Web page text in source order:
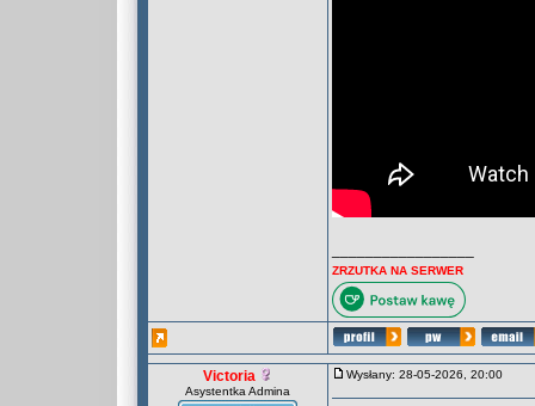
ZRZUTKA NA SERWER
Victoria
Asystentka Admina
Wysłany: 28-05-2026, 20:00